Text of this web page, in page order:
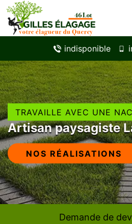
indisponible
TRAVAILLE AVEC UNE
Artisan paysagiste
NOS RÉALISATIONS
Demande de